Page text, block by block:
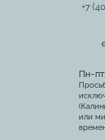
+7
Пн-
или